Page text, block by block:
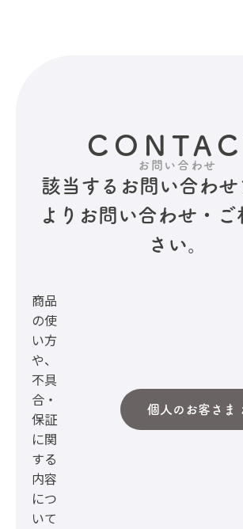
お問い合わせ
該当するお問い合わせ
より お問い合わせ・ご
さい。
商品
の使
い方
や、
不具
合・
保証
に関
する
内容
につ
いて
個人のお客さま